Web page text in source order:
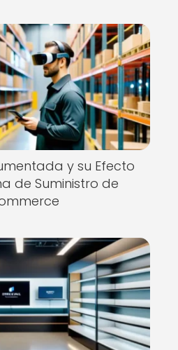
y su Efecto
de Suministro de